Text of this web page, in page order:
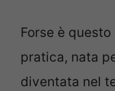
Forse è questo
pratica, nata
diventata nel